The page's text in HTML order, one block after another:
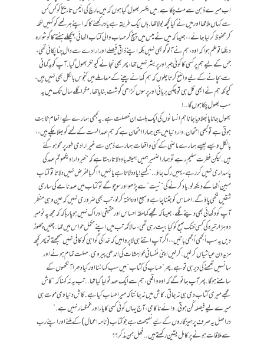
اب میرے ذہن سے مٹ چکا ہے. میں یکسر بھول گیا ہوں کہ میں مارچ کی انیس تاریخ کو کس کس
سے کہاں ملا تھا اور میں نے کیا کچھ بولا تھا. ہاں ایک طریقہ ہے یاد رکھنے کا کہ اپنے ہر لمحے کو کہیں لکھ
کر محفوظ کر لیا جائے،، جیسا کہ میں نے میس میں پہنچ کر حساب والی کتاب اٹھائی، پچھلے ہفتے کا گوشوارہ
دیکھا تو علم ہوا کہ اوہ، ہم نے آلو گوبھی نہیں بلکہ اپنے ذاتی فیصلے اور ارادے سے دال چنا پکائی تھی،
جس کے لیے ہم پر کسی کا کوئی جبر اور پریشر نہیں تھا، پھر بھی نجانے کیونکر بھول گیا. آپ کو بدگمانی
سے بچانے کےلیے واضح کرتا چلوں کہ ہم کھانے پینے کے معاملے میں کنجوس بالکل بھی نہیں ہیں،
کیونکہ ہم نے ابھی کل ہی تو چکن بریانی اور پرسوں کڑاھی گوشت بنایا تھا. مگر اگلے سال تک میں یہ
سب بھول چکا ہوں گا..!
بھول جانا یا بُھلا دیا جانا ہم انسانوں کی ایک بِلٹ اِن خصلت ہے. یہ کبھی ہمارے لیے انعام ثابت
ہوتی ہے تو کبھی امتحان. دار دنیا میں یہی ہمارا امتحان ہے کہ ہم عہد الست کے لمحے کو بھلا چکے ہیں،،
بالکل ویسے جیسے ہمارے ماضی کے کئی واقعات ہمارے ذہن سے غیر ارادی طور پر محو ہو گئے
ہیں. لیکن فطرت سلیم رہے تو ہمارا ضمیر ہمیں ہمیشہ یاد دلاتا رہتا ہے کہ “خبردار! دیکھو تم عہد کی
پاسداری نہیں کر رہے، یہیں رک جاؤ..” کہیے! یاد دلاتا ہے یا نہیں؟ اگر بالفرض نہیں دلاتا تو کتابِ
مبین اُٹھا کے دیکھ لو. یاد کرنے کی “نیت” سے پڑھو اور سوچو گے تو کتاب میں عہد نامے کی ساری
شقیں لکھی پاؤ گے. احساس کو جتنا چاہے وسیع اور پختہ کر لو، تب بھی ضروری نہیں کہ عین وہی منظر
آپ کو دکھائی بھی دینے لگے، جیسا کہ مجھے کماحقہ احساس اور حقیقی ادراک نہیں ہو پا رہا کہ کہ مجھ پہ نومبر
دو ہزار تیرہ کی کسی خنک صبح کو کیا بیت رہی تھی، حالانکہ تب میں اپنے مکمل حواس میں تھا. چلیں چھوڑ
دیں یہ سب اُلجھی اُلجھی باتیں،، اگر آپ اتنے ہی لاپروا ہیں کہ خدا کی گواہی کو کافی نہیں سمجھتے تو پھر کچھ
مزید دن عیاشیاں کر لیں. کر لیں اپنی نفسانی خواہشات کی اندھی پیروی. مہلت تمام ہونے اور
سانسیں تھمنے کی دیر ہی تو ہے. پھر “حساب کی کتاب” میں سب کہا سُنا اور کیا دھرا آنکھوں کے
سامنے ہو گا. پھر آپ جانو گے کہ اوہ واقعی، ہم سے ایک عہد تو لیا گیا تھا.. تب یہ نہ کہنا کہ “کاش
مجھے میری کتاب دی ہی نہ جاتی. کاش میں نہ جانتا کہ میرا حساب کیا ہے. کاش دنیاوی موت ہی
میرے لیے فیصلہ کُن ہوتی. وائے ناکامی، آج یہاں کوئی کسی کا یار اور غمگسار نہیں ہے.”
دراصل یہ صرف پرہیزگاروں کے لیے نصیحت ہے جو کتاب (نامہ اعمال) کے ملنے اور اپنے رب
سے ملاقات ہونے پر کامل یقین رکھتے ہیں.. فھل مِن مدَّکر؟؟